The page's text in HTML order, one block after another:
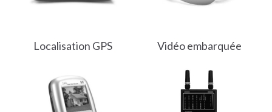
Localisation GPS Vidéo embarquée